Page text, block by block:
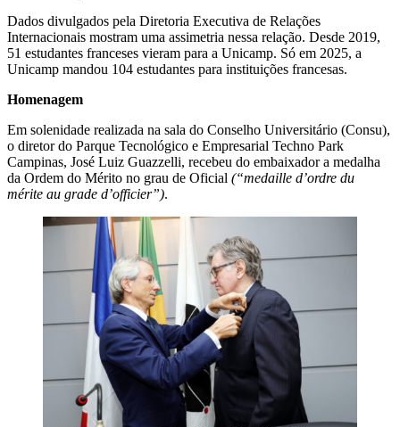
Dados divulgados pela Diretoria Executiva de Relações
Internacionais mostram uma assimetria nessa relação. Desde 2019,
51 estudantes franceses vieram para a Unicamp. Só em 2025, a
Unicamp mandou 104 estudantes para instituições francesas.
Homenagem
Em solenidade realizada na sala do Conselho Universitário (Consu),
o diretor do Parque Tecnológico e Empresarial Techno Park
Campinas, José Luiz Guazzelli, recebeu do embaixador a medalha
da Ordem do Mérito no grau de Oficial (“medaille d’ordre du
mérite au grade d’officier”).